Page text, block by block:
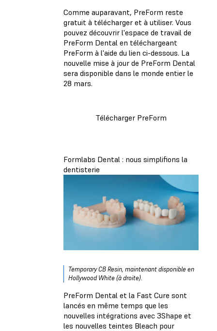
Comme auparavant, PreForm reste
gratuit à télécharger et à utiliser. Vous
pouvez découvrir l'espace de travail de
PreForm Dental en téléchargeant
PreForm à l'aide du lien ci-dessous. La
nouvelle mise à jour de PreForm Dental
sera disponible dans le monde entier le
28 mars.
Télécharger PreForm
Formlabs Dental : nous simplifions la
dentisterie
Temporary CB Resin, maintenant disponible en
Hollywood White (à droite).
PreForm Dental et la Fast Cure sont
lancés en même temps que les
nouvelles intégrations avec 3Shape et
les nouvelles teintes Bleach pour